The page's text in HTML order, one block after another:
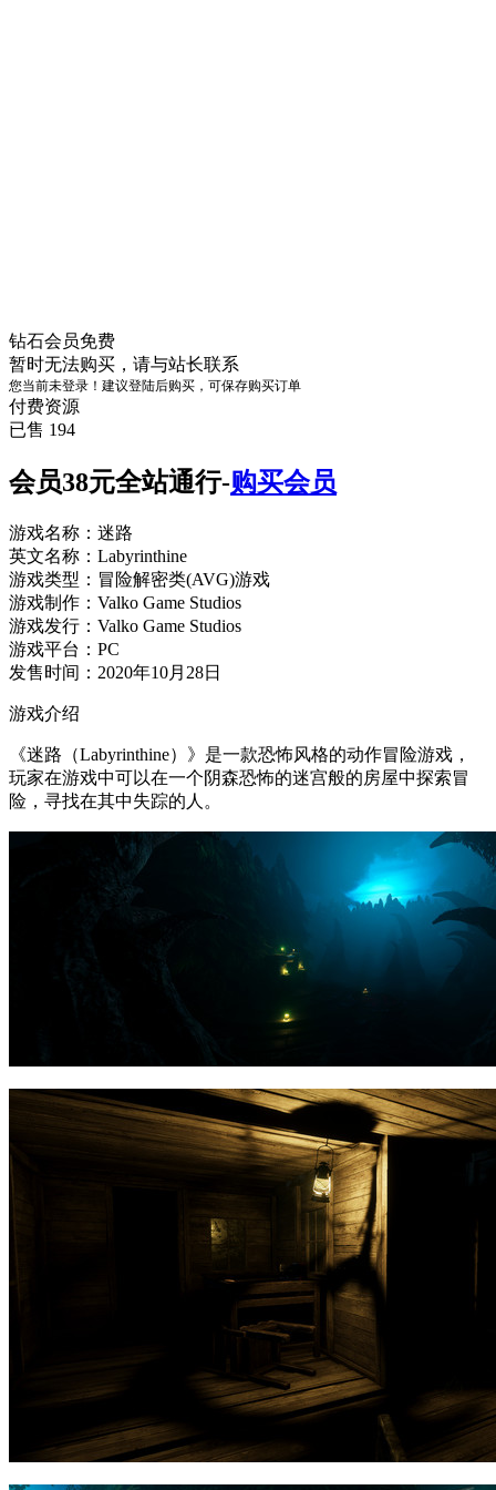
钻石会员免费
暂时无法购买，请与站长联系
您当前未登录！建议登陆后购买，可保存购买订单
付费资源
已售 194
会员38元全站通行-购买会员
游戏名称：迷路
英文名称：Labyrinthine
游戏类型：冒险解密类(AVG)游戏
游戏制作：Valko Game Studios
游戏发行：Valko Game Studios
游戏平台：PC
发售时间：2020年10月28日
游戏介绍
《迷路（Labyrinthine）》是一款恐怖风格的动作冒险游戏，
玩家在游戏中可以在一个阴森恐怖的迷宫般的房屋中探索冒
险，寻找在其中失踪的人。